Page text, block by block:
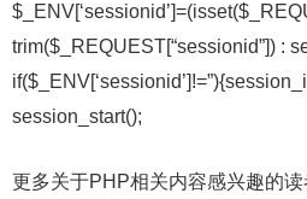
trim($_REQUEST[“sessionid”]) :
session_start();
更多关于PHP相关内容感兴趣的读